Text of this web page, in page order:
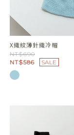
X織紋薄針織冷帽
NT$690
NT$586
SALE